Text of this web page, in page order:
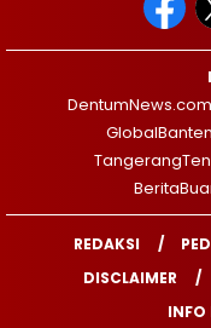
DentumNews.com
REDAKSI
DISCLAIMER
INFO